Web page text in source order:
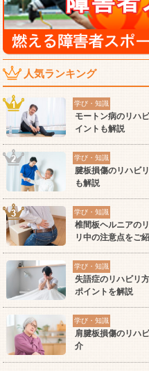
人気ランキング
学び・知識
モートン病のリハ
イントも解説
学び・知識
腱板損傷のリハビ
も解説
学び・知識
椎間板ヘルニアの
リ中の注意点をご
学び・知識
失語症のリハビリ
ポイントを解説
学び・知識
肩腱板損傷のリハ
介